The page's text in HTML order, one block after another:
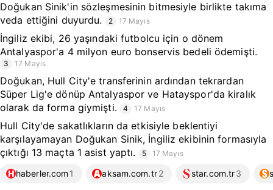
Doğukan Sinik'in sözleşmesinin bitmesiyle birlikte takıma
veda ettiğini duyurdu.
2 17 Mayıs
İngiliz ekibi, 26 yaşındaki futbolcu için o dönem
Antalyaspor'a 4 milyon euro bonservis bedeli ödemişti.
3 17 Mayıs
Doğukan, Hull City'e transferinin ardından tekrardan
Süper Lig'e dönüp Antalyaspor ve Hatayspor'da kiralık
olarak da forma giymişti.
4 17 Mayıs
Hull City'de sakatlıkların da etkisiyle beklentiyi
karşılayamayan Doğukan Sinik, İngiliz ekibinin formasıyla
çıktığı 13 maçta 1 asist yaptı.
5 17 Mayıs
haberler.com 1 aksam.com.tr2 star.com.tr3